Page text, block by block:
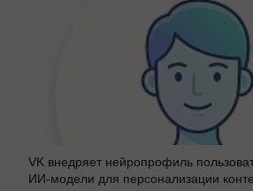
VK внедряет нейропрофиль
ИИ-модели для персонализации